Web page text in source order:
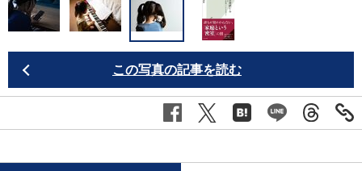
この写真の記事を読む